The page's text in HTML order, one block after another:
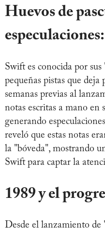
Huevos de
especulaciones:
Swift es conocida por sus
pequeñas pistas que deja
semanas previas al
notas escritas a mano en
generando
reveló que estas notas
la "bóveda", mostrando
Swift para captar la
1989 y el
Desde el lanzamiento